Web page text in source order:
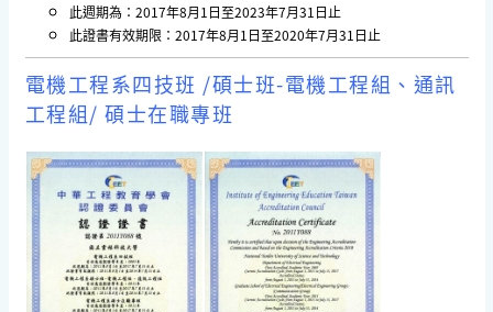
此週期為：2017年8月1日至2023年7月31日止
此證書有效期限：2017年8月1日至2020年7月31日止
電機工程系四技班 /碩士班-電機工程組、通訊
工程組/ 碩士在職專班